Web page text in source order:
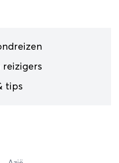
reizigers
tips